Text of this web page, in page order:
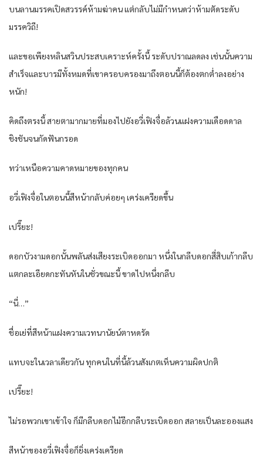
บนลานมรรคเปิดสวรรค์ห้ามฆ่าคน แต่กลับไม่มีกำหนดว่าห้ามตัดระดับ
มรรควิถี!
และขอเพียงหลินสวินประสบเคราะห์ครั้งนี้ ระดับปราณลดลง เช่นนั้นความ
สำเร็จและบารมีทั้งหมดที่เขาครอบครองมาถึงตอนนี้ก็ต้องตกต่ำลงอย่าง
หนัก!
คิดถึงตรงนี้ สายตามากมายที่มองไปยังอวี่เฟิงจื่อล้วนแฝงความเดือดดาล
ชิงชันจนกัดฟันกรอด
ทว่าเหนือความคาดหมายของทุกคน
อวี่เฟิงจื่อในตอนนี้สีหน้ากลับค่อยๆ เคร่งเครียดขึ้น
เปรี๊ยะ!
ดอกบัวงามดอกนั้นพลันส่งเสียงระเบิดออกมา หนึ่งในกลีบดอกสี่สิบเก้ากลีบ
แตกละเอียดกะทันหันในชั่วขณะนี้ ขาดไปหนึ่งกลีบ
“นี่…”
ชื่อเย่ที่สีหน้าแฝงความเวทนานัยน์ตาหดรัด
แทบจะในเวลาเดียวกัน ทุกคนในที่นี้ล้วนสังเกตเห็นความผิดปกติ
เปรี๊ยะ!
ไม่รอพวกเขาเข้าใจ ก็มีกลีบดอกไม้อีกกลีบระเบิดออก สลายเป็นละอองแสง
สีหน้าของอวี่เฟิงจื่อก็ยิ่งเคร่งเครียด